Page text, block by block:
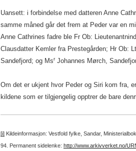
Uansett: i forbindelse med datteren Anne
samme måned går det frem at Peder var en
Anne Cathrines fadre ble Fr Ob:
Clausdatter Kemler fra Prestegården; Hr Ob:
Sandefjord; og MsrJohannes Mørch,
Om det er ukjent hvor Peder og Siri kom fra,
kildene som er tilgjengelig opptrer de bare
[i]Kildeinformasjon: Vestfold fylke, Sandar,
94. Permanent sidelenke: http://www.arkivverket.no/